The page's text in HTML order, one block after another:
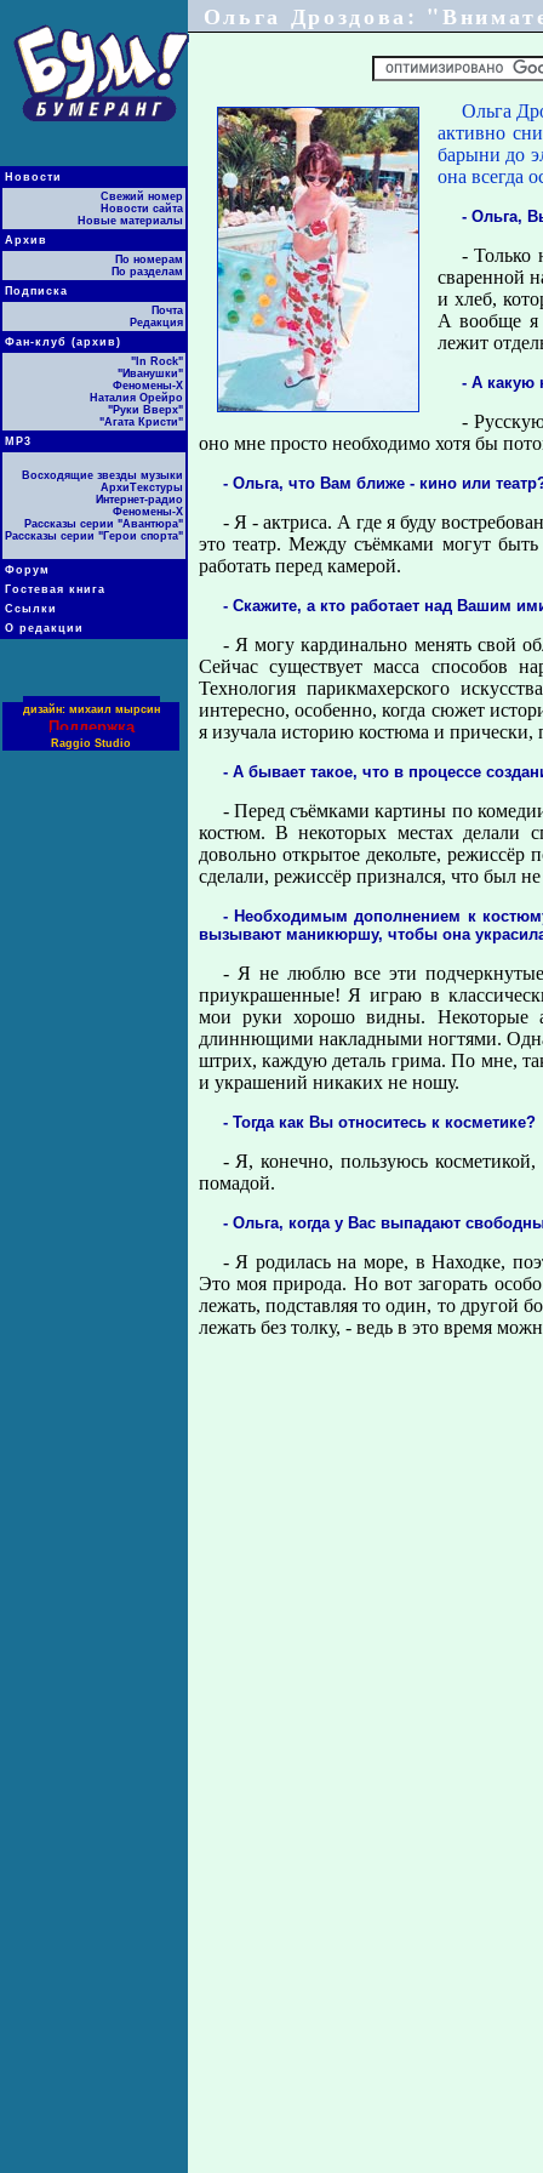
Новости
Свежий номер
Новости сайта
Новые материалы
Архив
По номерам
По разделам
Подписка
Почта
Редакция
Фан-клуб (архив)
"In Rock"
"Иванушки"
Феномены-Х
Наталия Орейро
"Руки Вверх"
"Агата Кристи"
МР3
Восходящие звезды музыки
АрхиТекстуры
Интернет-радио
Феномены-Х
Рассказы серии "Авантюра"
Рассказы серии "Герои спорта"
Форум
Гостевая книга
Ссылки
О редакции
дизайн: михаил мырсин
Поддержка
Raggio Studio
Ольга Дроздова:
Ольга
активно
барыни до
она всегда
- Ольга,
- Только
сваренной
и хлеб,
А вообще я
лежит
- А какую
-
оно мне просто необходимо хотя бы
- Ольга, что Вам ближе - кино или
- Я - актриса. А где я буду
это театр. Между съёмками могут
работать перед камерой.
- Скажите, а кто работает над Вашим
- Я могу кардинально менять свой
Сейчас существует масса способов
Технология парикмахерского
интересно, особенно, когда сюжет
я изучала историю костюма и
- А бывает такое, что в процессе
- Перед съёмками картины по
костюм. В некоторых местах делали
довольно открытое декольте,
сделали, режиссёр признался, что был
- Необходимым дополнением к
вызывают маникюршу, чтобы она
- Я не люблю все эти подчеркнутые
приукрашенные! Я играю в
мои руки хорошо видны. Некоторые
длиннющими накладными ногтями.
штрих, каждую деталь грима. По мне,
и украшений никаких не ношу.
- Тогда как Вы относитесь к косметике?
- Я, конечно, пользуюсь
помадой.
- Ольга, когда у Вас выпадают
- Я родилась на море, в Находке,
Это моя природа. Но вот загорать
лежать, подставляя то один, то другой
лежать без толку, - ведь в это время